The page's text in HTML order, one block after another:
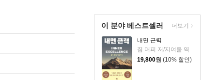
이 분야 베스트셀러
내면 근력
짐 머피 저/지여울 역
19,800원 (10% 할인)
더보기